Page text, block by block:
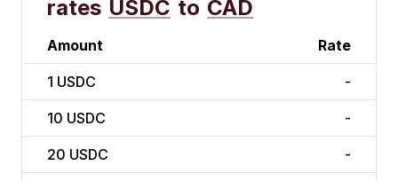
rates USDC to CAD
Amount Rate
1 USDC -
10 USDC -
20 USDC -